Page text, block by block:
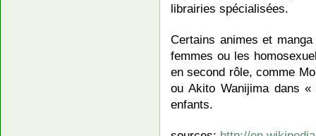
librairies spécialisées.
Certains animes et
femmes ou les
en second rôle, comme
ou Akito Wanijima dans
enfants.